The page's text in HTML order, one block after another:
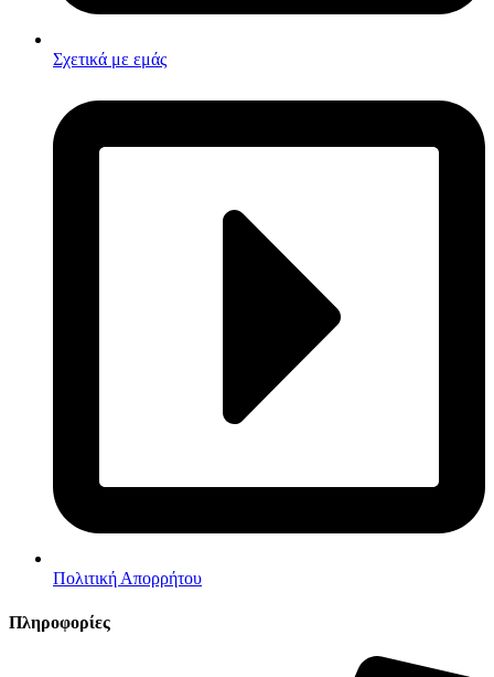
Σχετικά με εμάς
Πολιτική Απορρήτου
Πληροφορίες